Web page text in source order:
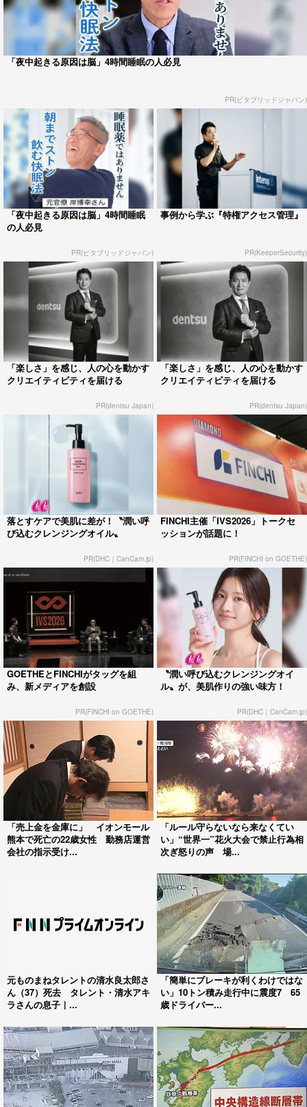
「夜中起きる原因は脳」4時間睡眠の人必見
PR(ビタブリッドジャパン)
「夜中起きる原因は脳」4時間睡眠
の人必見
PR(ビタブリッドジャパン)
事例から学ぶ『特権アクセス管理』
PR(KeeperSecurity)
「楽しさ」を感じ、人の心を動かす
クリエイティビティを届ける
PR(dentsu Japan)
「楽しさ」を感じ、人の心を動かす
クリエイティビティを届ける
PR(dentsu Japan)
落とすケアで美肌に差が！〝潤い呼
び込むクレンジングオイル〟
PR(DHC｜CanCam.jp)
FINCHI主催「IVS2026」トークセ
ッションが話題に！
PR(FINCHI on GOETHE)
GOETHEとFINCHIがタッグを組
み、新メディアを創設
PR(FINCHI on GOETHE)
〝潤い呼び込むクレンジングオイ
ル〟が、美肌作りの強い味方！
PR(DHC｜CanCam.jp)
「売上金を金庫に」 イオンモール
熊本で死亡の22歳女性 勤務店運営
会社の指示受け...
「ルール守らないなら来なくてい
い」“世界一”花火大会で禁止行為相
次ぎ怒りの声 場...
元ものまねタレントの清水良太郎さ
ん（37）死去 タレント・清水アキ
ラさんの息子｜...
「簡単にブレーキが利くわけではな
い」10トン積み走行中に震度7 65
歳ドライバー...